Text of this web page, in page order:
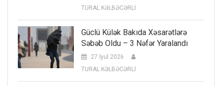
TURAL KƏLBƏCƏRLİ
Güclü Külək Bakıda Xəsarətlərə
Səbəb Oldu – 3 Nəfər Yaralandı
27 İyul 2026
TURAL KƏLBƏCƏRLİ